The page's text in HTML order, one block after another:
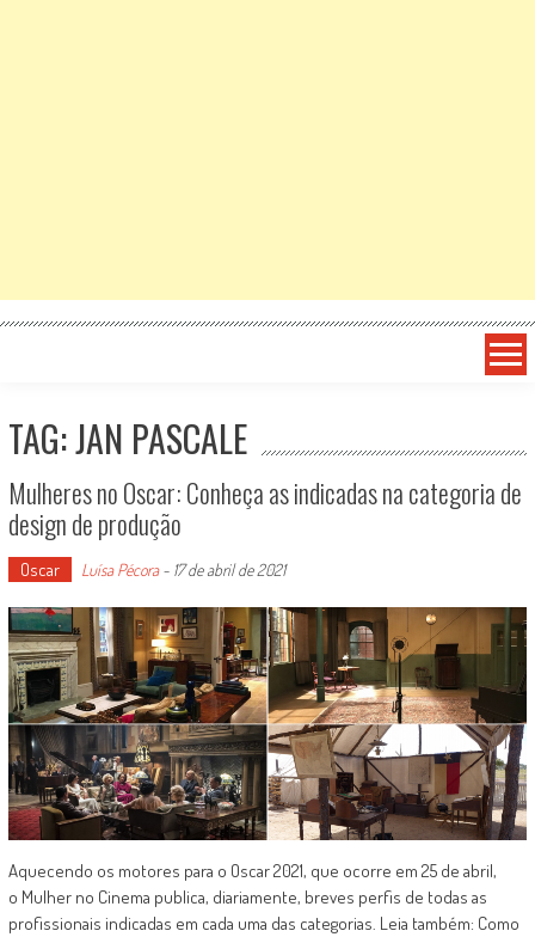
TAG: JAN PASCALE
Mulheres no Oscar: Conheça as indicadas na categoria de
design de produção
Oscar Luísa Pécora- 17 de abril de 2021
Aquecendo os motores para o Oscar 2021, que ocorre em 25 de abril,
o Mulher no Cinema publica, diariamente, breves perfis de todas as
profissionais indicadas em cada uma das categorias. Leia também: Como